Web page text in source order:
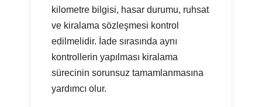
kilometre bilgisi, hasar durumu, ruhsat
ve kiralama sözleşmesi kontrol
edilmelidir. İade sırasında aynı
kontrollerin yapılması kiralama
sürecinin sorunsuz tamamlanmasına
yardımcı olur.